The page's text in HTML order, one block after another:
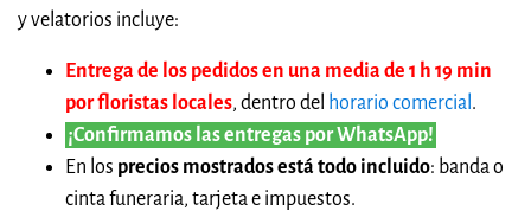
y velatorios incluye:
Entrega de los pedidos en una media de 1 h 19 min
por floristas locales, dentro del horario comercial .
¡Confirmamos las entregas por WhatsApp!
En los precios mostrados está todo incluido: banda o
cinta funeraria, tarjeta e impuestos.